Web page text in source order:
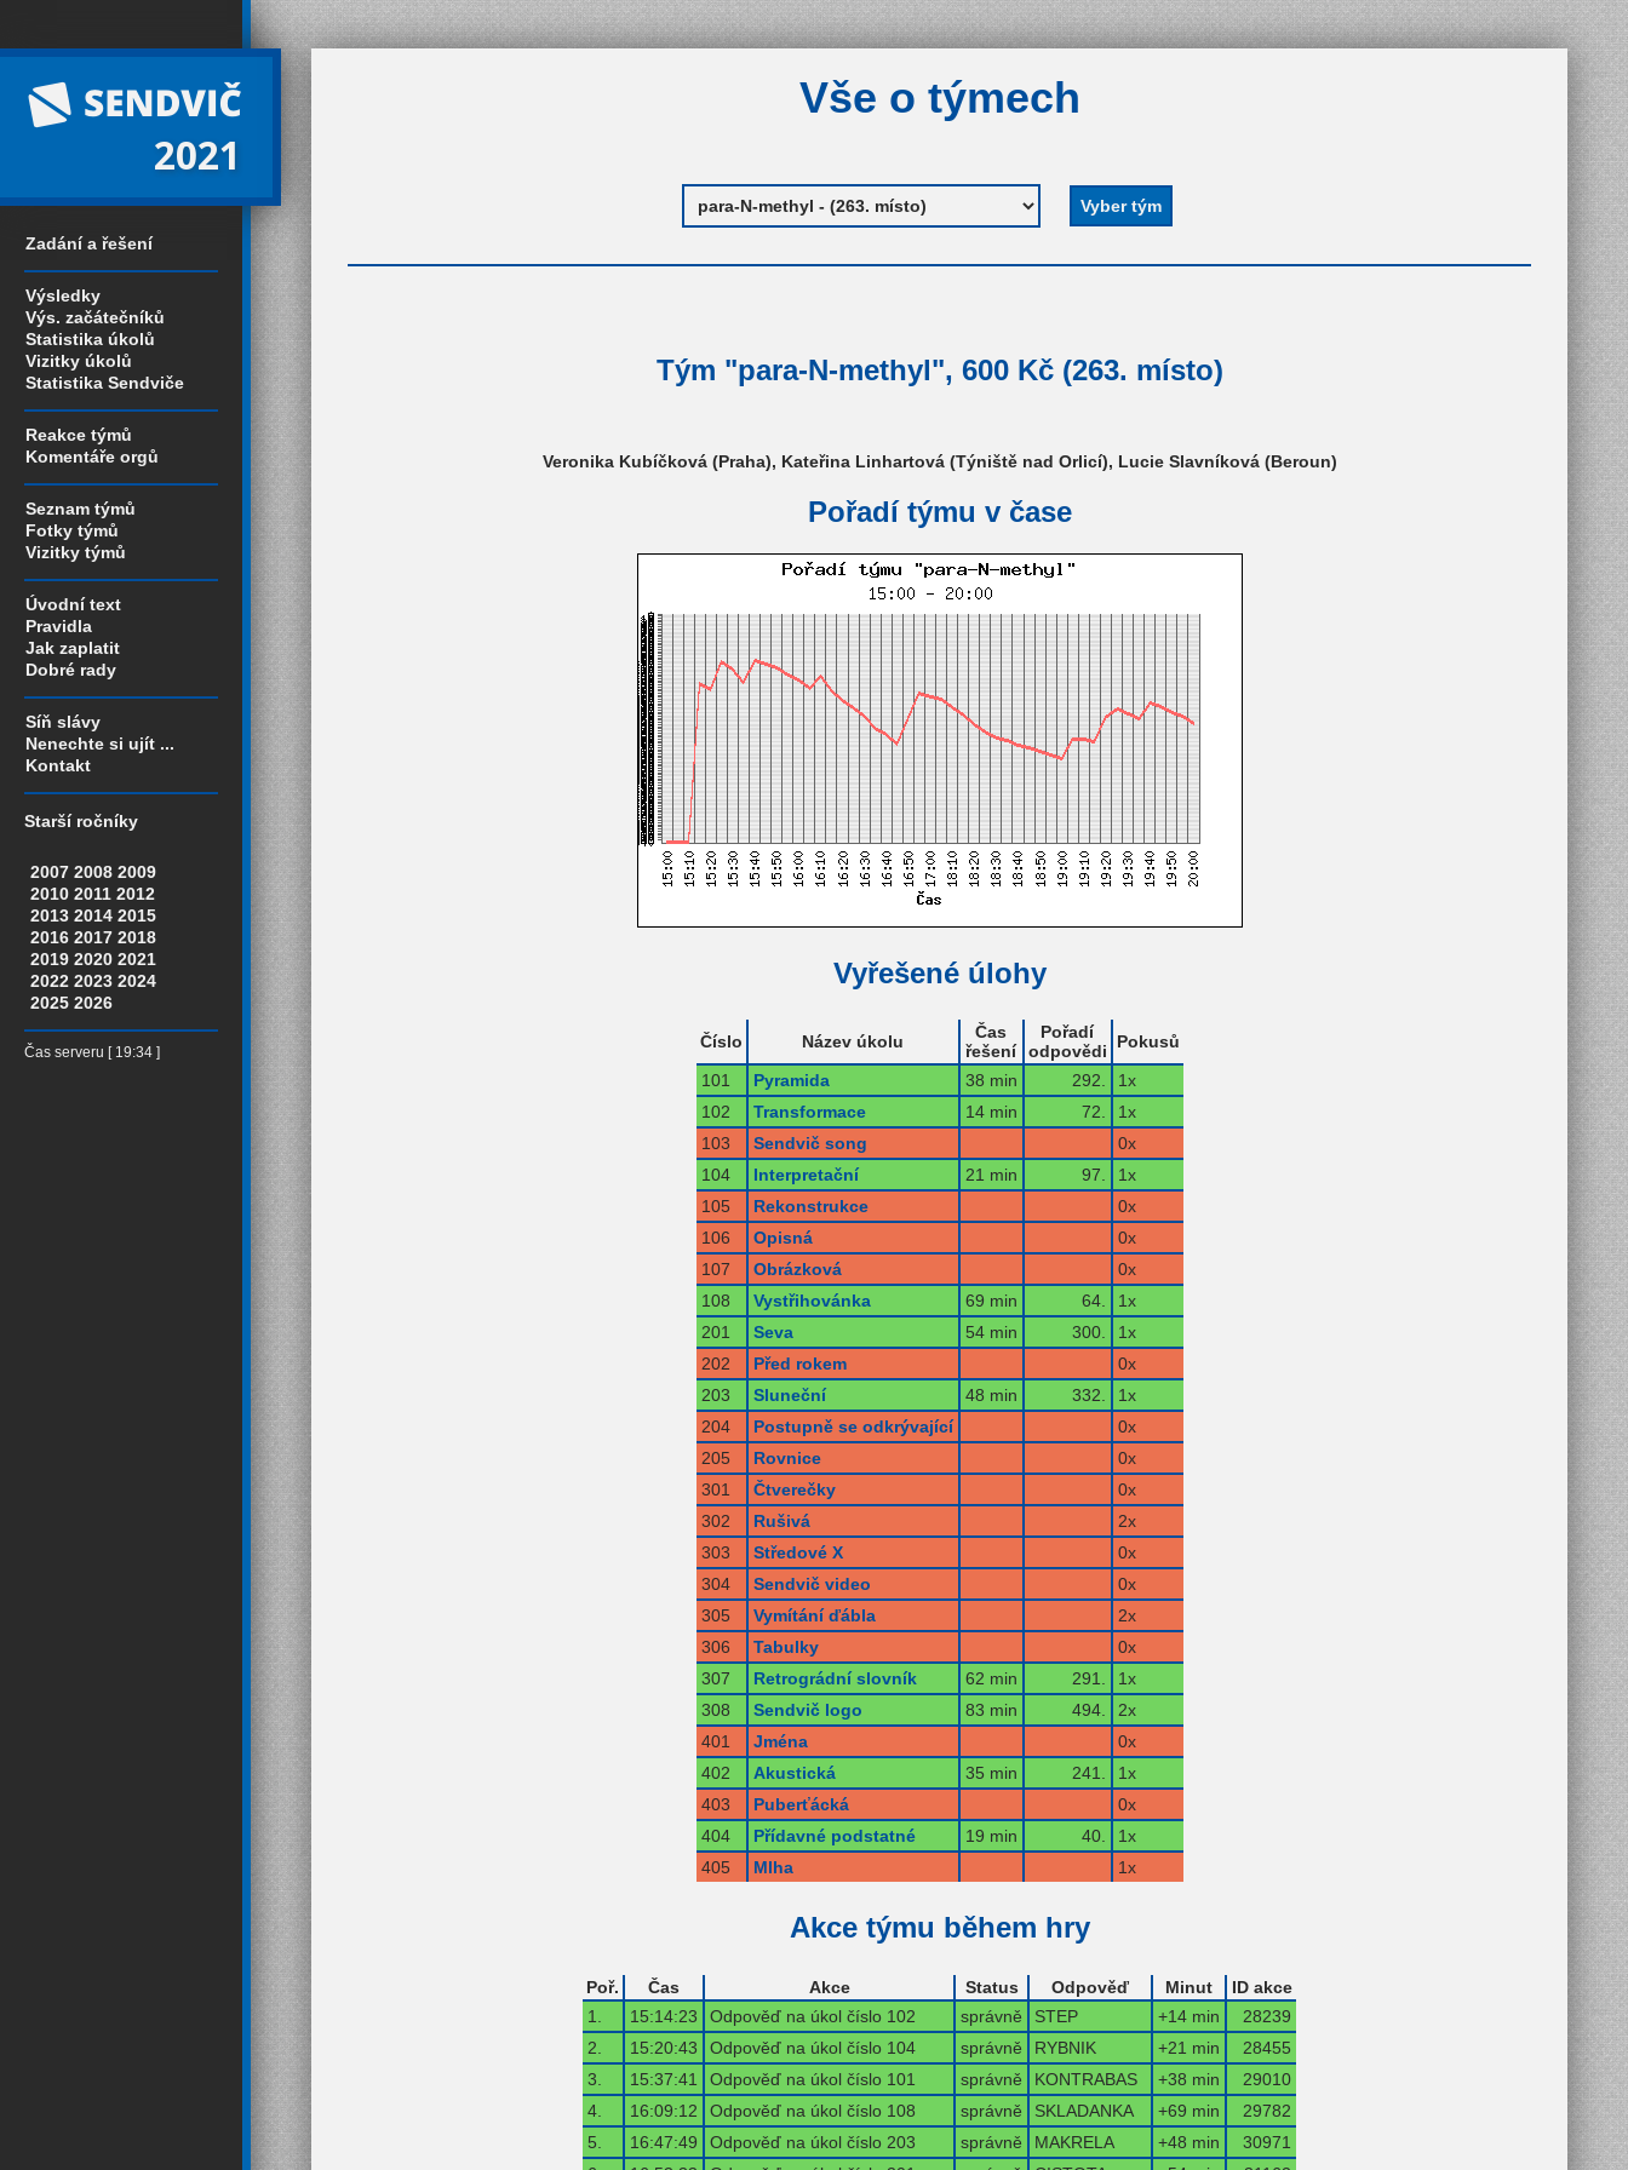
2021
Zadání a řešení
Výsledky
Výs. začátečníků
Statistika úkolů
Vizitky úkolů
Statistika Sendviče
Reakce týmů
Komentáře orgů
Seznam týmů
Fotky týmů
Vizitky týmů
Úvodní text
Pravidla
Jak zaplatit
Dobré rady
Síň slávy
Nenechte si ujít ...
Kontakt
Starší ročníky
2007 2008 2009
2010 2011 2012
2013 2014 2015
2016 2017 2018
2019 2020 2021
2022 2023 2024
2025 2026
Čas serveru [ 19:34 ]
Vše o týmech
Tým "para-N-methyl", 600 Kč (263. místo)
Veronika Kubíčková (Praha), Kateřina Linhartová (Týniště nad Orlicí), Lucie Slavníková (Beroun)
Pořadí týmu v čase
Vyřešené úlohy
Číslo Název úkolu
Čas
řešení
Pořadí
odpovědi
Pokusů
101
Pyramida 38 min 292.
1x
102
Transformace 14 min 72.
1x
103
Sendvič song
0x
104
Interpretační 21 min 97.
1x
105
Rekonstrukce
0x
106
Opisná
0x
107
Obrázková
0x
108
Vystřihovánka 69 min 64.
1x
201
Seva 54 min 300.
1x
202
Před rokem
0x
203
Sluneční 48 min 332.
1x
204
Postupně se odkrývající
0x
205
Rovnice
0x
301
Čtverečky
0x
302
Rušivá
2x
303
Středové X
0x
304
Sendvič video
0x
305
Vymítání ďábla
2x
306
Tabulky
0x
307
Retrográdní slovník 62 min 291.
1x
308
Sendvič logo 83 min 494.
2x
401
Jména
0x
402
Akustická 35 min 241.
1x
403
Puberťácká
0x
404
Přídavné podstatné 19 min 40.
1x
405
Mlha 1x
Akce týmu během hry
Poř. Čas Akce Status Odpověď Minut
ID akce
1.
15:14:23 Odpověď na úkol číslo 102 správně STEP +14 min
28239
2.
15:20:43 Odpověď na úkol číslo 104 správně RYBNIK +21 min
28455
3.
15:37:41 Odpověď na úkol číslo 101 správně KONTRABAS +38 min
29010
4.
16:09:12 Odpověď na úkol číslo 108 správně SKLADANKA +69 min
29782
5.
16:47:49 Odpověď na úkol číslo 203 správně MAKRELA +48 min
30971